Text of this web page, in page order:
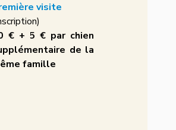
visite
€ + 5 € par chien
de la
famille